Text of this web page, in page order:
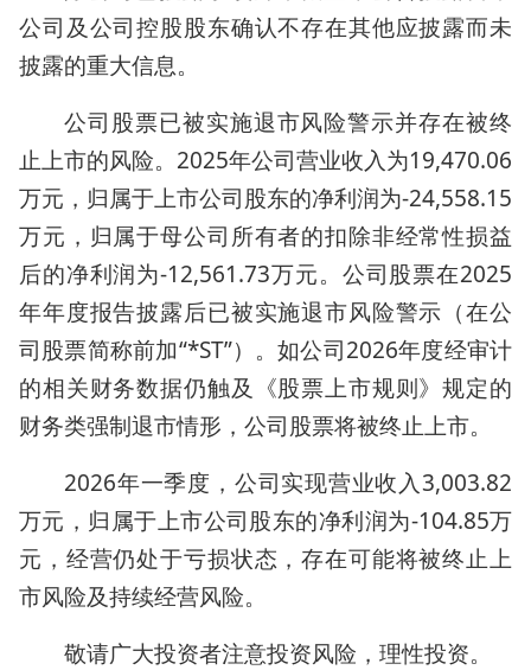
公司及公司控股股东确认不存在其他应披露而未
披露的重大信息。
公司股票已被实施退市风险警示并存在被终
止上市的风险。2025年公司营业收入为19,470.06
万元，归属于上市公司股东的净利润为-24,558.15
万元，归属于母公司所有者的扣除非经常性损益
后的净利润为-12,561.73万元。公司股票在2025
年年度报告披露后已被实施退市风险警示（在公
司股票简称前加“*ST”）。如公司2026年度经审计
的相关财务数据仍触及《股票上市规则》规定的
财务类强制退市情形，公司股票将被终止上市。
2026年一季度，公司实现营业收入3,003.82
万元，归属于上市公司股东的净利润为-104.85万
元，经营仍处于亏损状态，存在可能将被终止上
市风险及持续经营风险。
敬请广大投资者注意投资风险，理性投资。